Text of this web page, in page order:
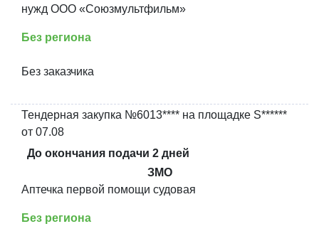
нужд ООО «Союзмультфильм»
Без региона
Без заказчика
Тендерная закупка №6013**** на площадке S******
от 07.08
До окончания подачи 2 дней
ЗМО
Аптечка первой помощи судовая
Без региона